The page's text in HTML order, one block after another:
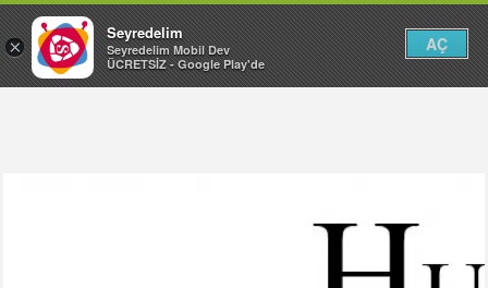
×
Seyredelim
Seyredelim Mobil Dev
ÜCRETSİZ - Google Play'de
AÇ